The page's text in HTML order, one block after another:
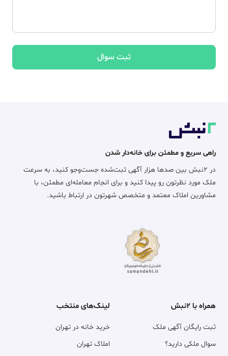
ثبت سوال
راهی سریع و مطمئن برای خانه‌دار شدن
در ۲نبش بین صدها هزار آگهی ثبت‌شده جست‌وجو کنید، به سرعت
ملک مورد نظرتون رو پیدا کنید و برای انجام معامله‌ای مطمئن، با
مشاورین املاک معتمد و متخصص شهرتون در ارتباط باشید.
همراه با ۲نبش
ثبت رایگان آگهی ملک
سوال ملکی دارید؟
لینک‌های منتخب
خرید خانه در تهران
املاک تهران